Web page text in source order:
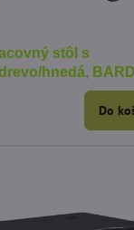
stôl s
hnedá,
Do